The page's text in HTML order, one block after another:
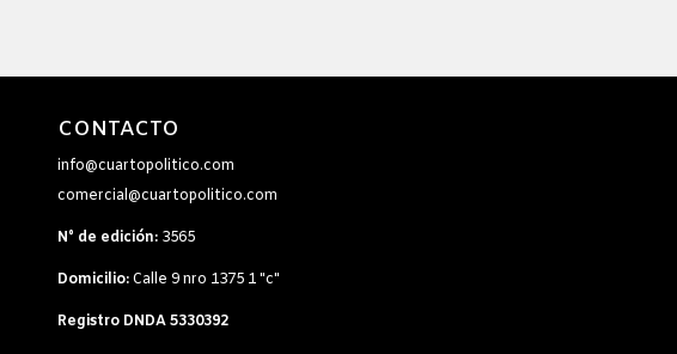
CONTACTO
info@cuartopolitico.com
comercial@cuartopolitico.com
N° de edición: 3565
Domicilio:Calle 9 nro 1375 1 "c"
Registro DNDA 5330392